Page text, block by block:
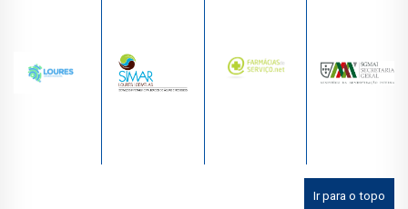
Ir para o topo